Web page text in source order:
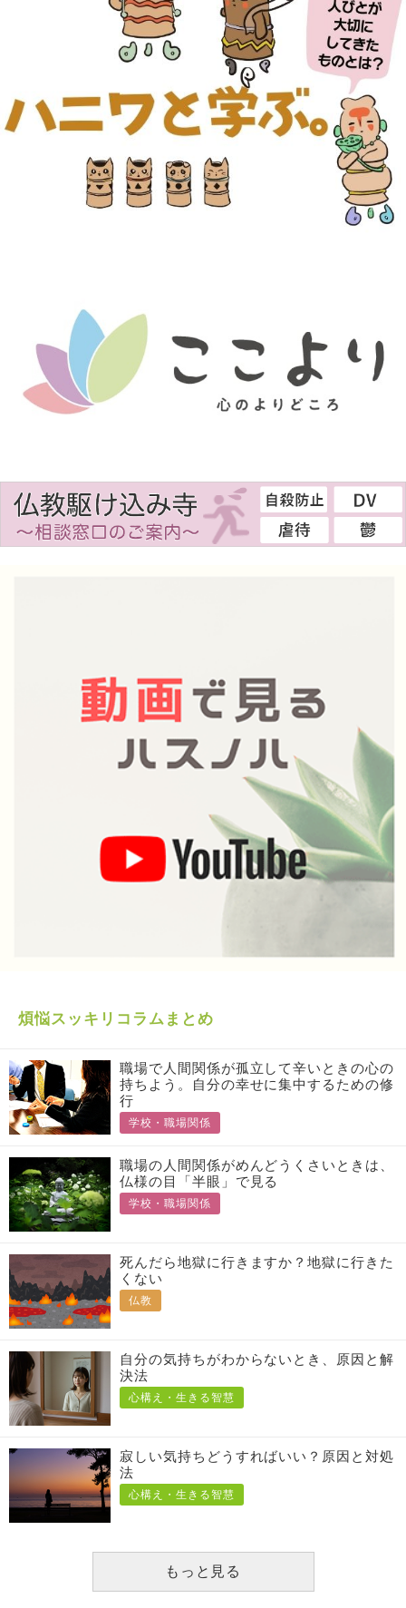
煩悩スッキリコラムまとめ
職場で人間関係が孤立して辛いときの心の
持ちよう。自分の幸せに集中するための修
行
学校・職場関係
職場の人間関係がめんどうくさいときは、
仏様の目「半眼」で見る
学校・職場関係
死んだら地獄に行きますか？地獄に行きた
くない
仏教
自分の気持ちがわからないとき、原因と解
決法
心構え・生きる智慧
寂しい気持ちどうすればいい？原因と対処
法
心構え・生きる智慧
もっと見る